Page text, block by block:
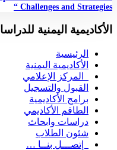
Challenges and Strategies “
الأكاديمية اليمنية
الرئيسية
الأكاديمية اليمنية
المركز الإعلامي
القبول والتسجيل
برامج الأكاديمية
الطاقم الأكاديمي
دراسات وابحاث
شئون الطلاب
إتصـــل بنــا …